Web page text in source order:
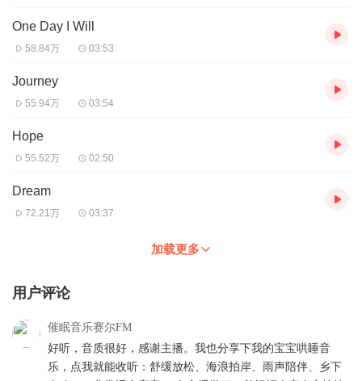
One Day I Will
58.84万 03:53
Journey
55.94万 03:54
Hope
55.52万 02:50
Dream
72.21万 03:37
加载更多
用户评论
催眠音乐赛尔FM
好听，音质很好，感谢主播。我也分享下我的宝宝哄睡音
乐，点我就能收听：舒缓放松、海浪拍岸、雨声陪伴、乡下